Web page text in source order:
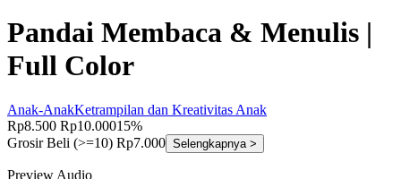
Pandai Membaca & Menulis |
Full Color
Anak-AnakKetrampilan dan Kreativitas Anak
Rp8.500 Rp10.00015%
GrosirBeli (>=10) Rp7.000 Selengkapnya >
Preview Audio